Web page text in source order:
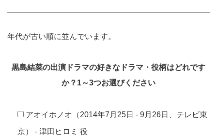
年代が古い順に並んでいます。
黒島結菜の出演ドラマの好きなドラマ・役柄はどれです
か？1～3つお選びください
アオイホノオ（2014年7月25日 - 9月26日、テレビ東
京） - 津田ヒロミ 役